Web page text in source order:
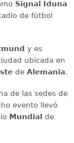
Signal Iduna
de fútbol
y es
ubicada en
de Alemania.
de las sedes de
evento llevó
Mundial de